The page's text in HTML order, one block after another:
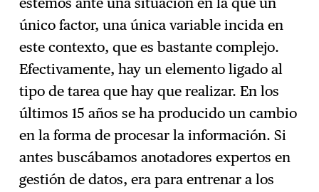
único factor, una única variable incida en
este contexto, que es bastante complejo.
Efectivamente, hay un elemento ligado al
tipo de tarea que hay que realizar. En los
últimos 15 años se ha producido un cambio
en la forma de procesar la información. Si
antes buscábamos anotadores expertos en
gestión de datos, era para entrenar a los